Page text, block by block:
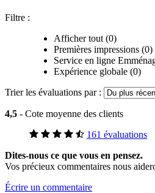
Filtre :
Afficher tout (0)
Premières impressions (0)
Service en ligne
Expérience globale (0)
Trier les évaluations par :
4,5 - Cote moyenne des clients
161 évaluations
Dites-nous ce que vous en pensez.
Vos précieux commentaires nous
Écrire un commentaire